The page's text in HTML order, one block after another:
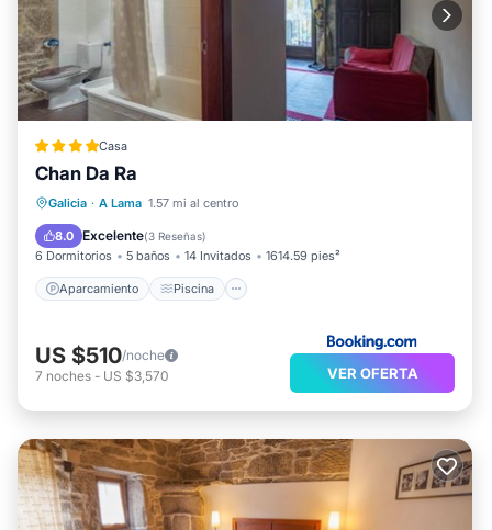
Casa
Chan Da Ra
Galicia · A Lama 1.57 mi al centro
8.0 Excelente(3 Reseñas)
6 Dormitorios 5 baños 14 Invitados 1614.59 pies²
Aparcamiento Piscina
Aparcamiento
Piscina
Balcón/Terraza
US $510/noche
7 noches - US $3,570 VER OFERTA